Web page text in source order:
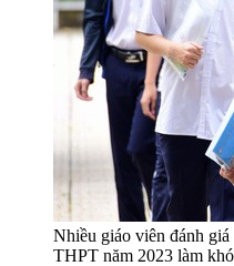
Nhiều giáo viên đánh
THPT năm 2023 làm